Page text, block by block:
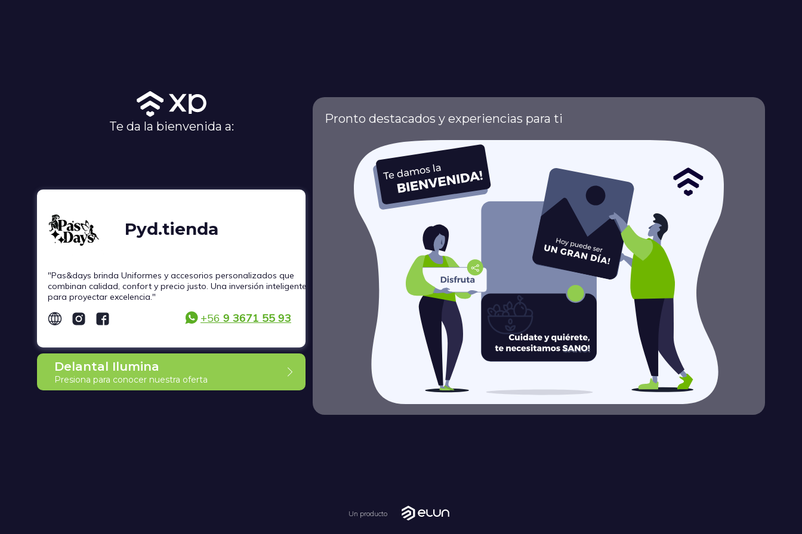
Te da la bienvenida a:
Pyd.tienda
"Pas&days brinda Uniformes y accesorios personalizados que
combinan calidad, confort y precio justo. Una inversión inteligente
para proyectar excelencia."
+56 9 3671 55 93
Delantal Ilumina
Presiona para conocer nuestra oferta
Pronto destacados y experiencias para ti
Un producto